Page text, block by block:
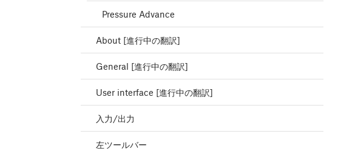
Pressure Advance
About [進行中の翻訳]
General [進行中の翻訳]
User interface [進行中の翻訳]
入力/出力
左ツールバー